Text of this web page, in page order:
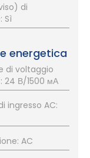
di
Sì
energetica
di voltaggio
24 В/1500 мА
ingresso AC:
AC